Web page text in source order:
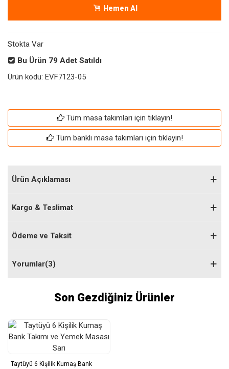
Hemen Al
Stokta Var
Bu Ürün 79 Adet Satıldı
Ürün kodu: EVF7123-05
Tüm masa takımları için tıklayın!
Tüm banklı masa takımları için tıklayın!
Ürün Açıklaması
Kargo & Teslimat
Ödeme ve Taksit
Yorumlar(3)
Son Gezdiğiniz Ürünler
Taytüyü 6 Kişilik Kumaş Bank